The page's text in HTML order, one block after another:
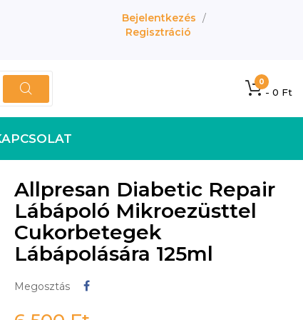
Bejelentkezés /
Regisztráció
0
- 0 Ft
Allpresan Diabetic Repair
Lábápoló Mikroezüsttel
Cukorbetegek
Lábápolására 125ml
Megosztás Megosztás